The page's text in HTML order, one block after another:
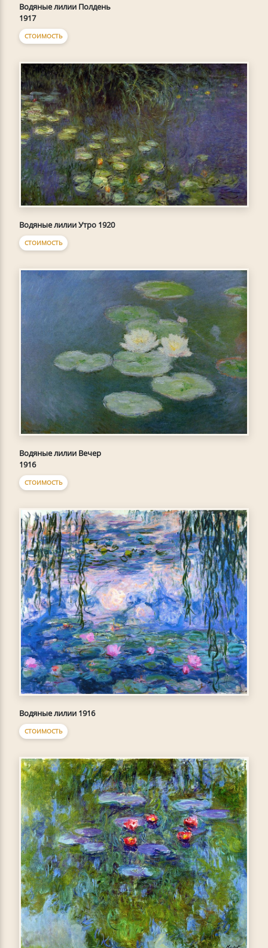
Водяные лилии Полдень
1917
СТОИМОСТЬ
Водяные лилии Утро 1920
СТОИМОСТЬ
Водяные лилии Вечер
1916
СТОИМОСТЬ
Водяные лилии 1916
СТОИМОСТЬ